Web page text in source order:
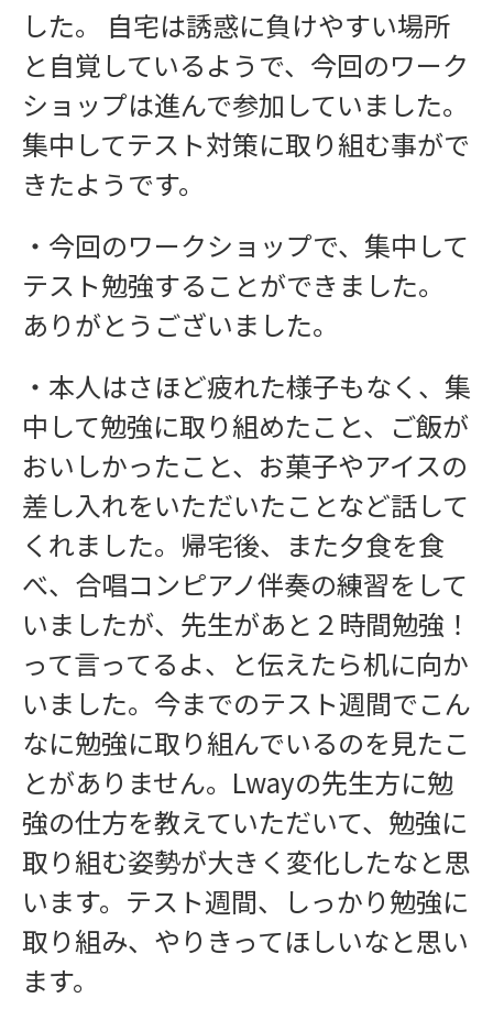
した。 自宅は誘惑に負けやすい場所
と自覚しているようで、今回のワーク
ショップは進んで参加していました。
集中してテスト対策に取り組む事がで
きたようです。
・今回のワークショップで、集中して
テスト勉強することができました。
ありがとうございました。
・本人はさほど疲れた様子もなく、集
中して勉強に取り組めたこと、ご飯が
おいしかったこと、お菓子やアイスの
差し入れをいただいたことなど話して
くれました。帰宅後、また夕食を食
べ、合唱コンピアノ伴奏の練習をして
いましたが、先生があと２時間勉強！
って言ってるよ、と伝えたら机に向か
いました。今までのテスト週間でこん
なに勉強に取り組んでいるのを見たこ
とがありません。Lwayの先生方に勉
強の仕方を教えていただいて、勉強に
取り組む姿勢が大きく変化したなと思
います。テスト週間、しっかり勉強に
取り組み、やりきってほしいなと思い
ます。